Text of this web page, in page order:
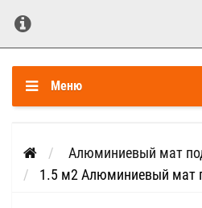
Меню
Алюминиевый мат
1.5 м2 Алюминиевый мат